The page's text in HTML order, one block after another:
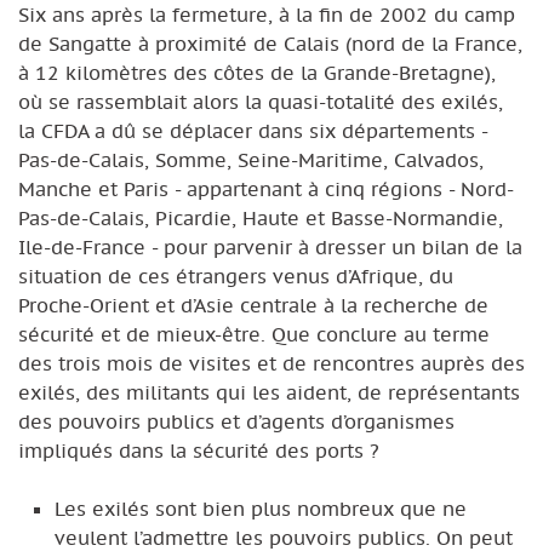
Six ans après la fermeture, à la fin de 2002 du camp
de Sangatte à proximité de Calais (nord de la France,
à 12 kilomètres des côtes de la Grande-Bretagne),
où se rassemblait alors la quasi-totalité des exilés,
la CFDA a dû se déplacer dans six départements -
Pas-de-Calais, Somme, Seine-Maritime, Calvados,
Manche et Paris - appartenant à cinq régions - Nord-
Pas-de-Calais, Picardie, Haute et Basse-Normandie,
Ile-de-France - pour parvenir à dresser un bilan de la
situation de ces étrangers venus d’Afrique, du
Proche-Orient et d’Asie centrale à la recherche de
sécurité et de mieux-être. Que conclure au terme
des trois mois de visites et de rencontres auprès des
exilés, des militants qui les aident, de représentants
des pouvoirs publics et d’agents d’organismes
impliqués dans la sécurité des ports ?
Les exilés sont bien plus nombreux que ne
veulent l’admettre les pouvoirs publics. On peut